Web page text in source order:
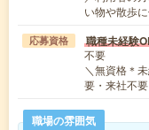
い物や散歩
応募資格 職種未経験
不要
＼無資格＊
要・来社不
職場の雰囲気